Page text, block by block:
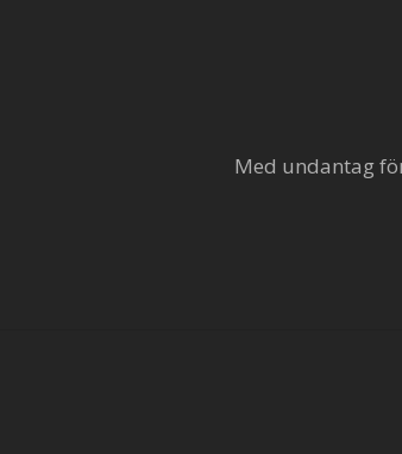
Med undantag